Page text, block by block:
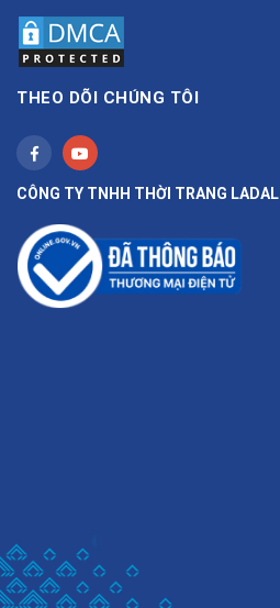
THEO DÕI CHÚNG TÔI
CÔNG TY TNHH THỜI TRANG LADALI